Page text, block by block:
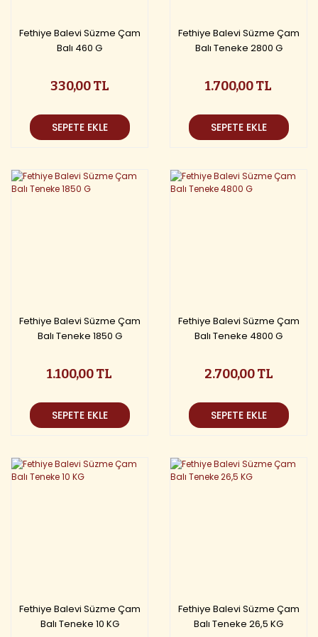
Fethiye Balevi Süzme Çam
Balı 460 G
330,00 TL
SEPETE EKLE
Fethiye Balevi Süzme Çam
Balı Teneke 2800 G
1.700,00 TL
SEPETE EKLE
Fethiye Balevi Süzme Çam
Balı Teneke 1850 G
1.100,00 TL
SEPETE EKLE
Fethiye Balevi Süzme Çam
Balı Teneke 4800 G
2.700,00 TL
SEPETE EKLE
Fethiye Balevi Süzme Çam
Balı Teneke 10 KG
Fethiye Balevi Süzme Çam
Balı Teneke 26,5 KG